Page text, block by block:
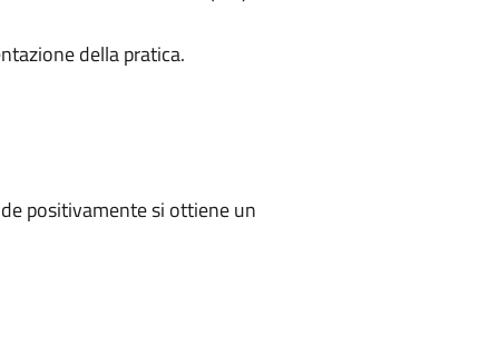
della pratica.
positivamente si ottiene un